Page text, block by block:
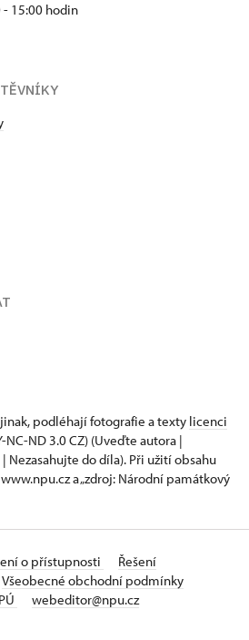
15:00 hodin
podléhají fotografie a texty licenci
NC-ND 3.0 CZ) (Uveďte autora |
do díla). Při užití obsahu
a „zdroj: Národní památkový
o přístupnosti
Řešení
Všeobecné obchodní podmínky
webeditor@npu.cz